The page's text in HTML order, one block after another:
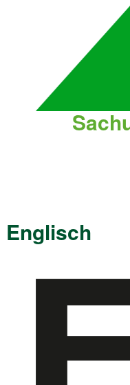
Englisch